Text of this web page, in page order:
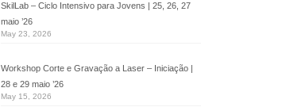
SkilLab – Ciclo Intensivo para Jovens | 25, 26, 27
maio ’26
May 23, 2026
Workshop Corte e Gravação a Laser – Iniciação |
28 e 29 maio ’26
May 15, 2026